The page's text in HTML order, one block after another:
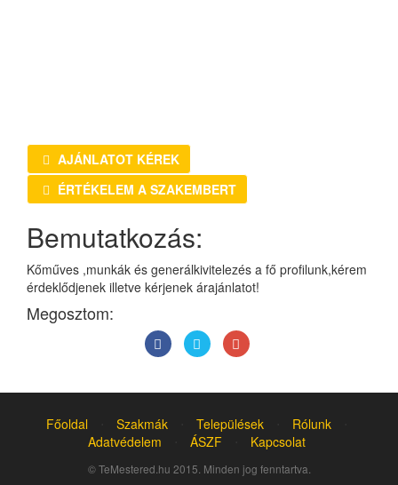
AJÁNLATOT KÉREK
ÉRTÉKELEM A SZAKEMBERT
Bemutatkozás:
Kőműves ,munkák és generálkivitelezés a fő profilunk,kérem
érdeklődjenek illetve kérjenek árajánlatot!
Megosztom:
Főoldal Szakmák Települések Rólunk
Adatvédelem
ÁSZF Kapcsolat
© TeMestered.hu 2015. Minden jog fenntartva.